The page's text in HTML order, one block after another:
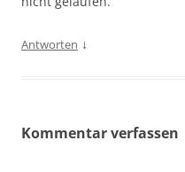
Antworten ↓
Kommentar verfassen